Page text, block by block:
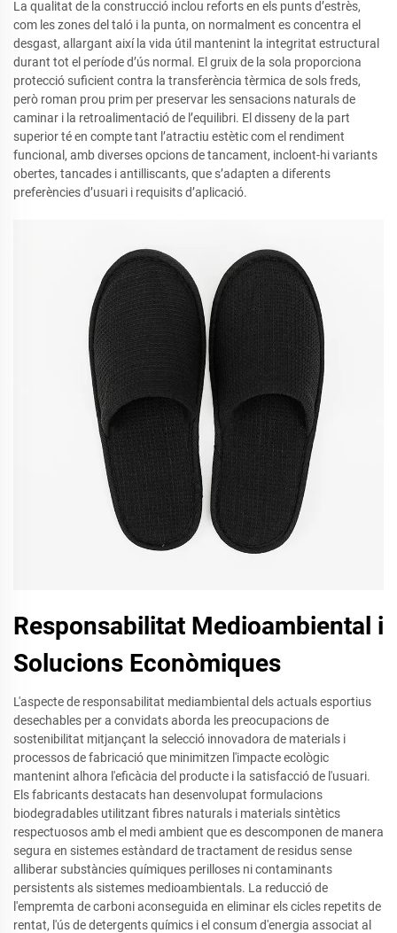
La qualitat de la construcció inclou reforts en els punts d’estrès,
com les zones del taló i la punta, on normalment es concentra el
desgast, allargant així la vida útil mantenint la integritat estructural
durant tot el període d’ús normal. El gruix de la sola proporciona
protecció suficient contra la transferència tèrmica de sols freds,
però roman prou prim per preservar les sensacions naturals de
caminar i la retroalimentació de l’equilibri. El disseny de la part
superior té en compte tant l’atractiu estètic com el rendiment
funcional, amb diverses opcions de tancament, incloent-hi variants
obertes, tancades i antilliscants, que s’adapten a diferents
preferències d’usuari i requisits d’aplicació.
Responsabilitat Medioambiental i
Solucions Econòmiques
L'aspecte de responsabilitat mediambiental dels actuals esportius
desechables per a convidats aborda les preocupacions de
sostenibilitat mitjançant la selecció innovadora de materials i
processos de fabricació que minimitzen l'impacte ecològic
mantenint alhora l'eficàcia del producte i la satisfacció de l'usuari.
Els fabricants destacats han desenvolupat formulacions
biodegradables utilitzant fibres naturals i materials sintètics
respectuosos amb el medi ambient que es descomponen de manera
segura en sistemes estàndard de tractament de residus sense
alliberar substàncies químiques perilloses ni contaminants
persistents als sistemes medioambientals. La reducció de
l'empremta de carboni aconseguida en eliminar els cicles repetits de
rentat, l'ús de detergents químics i el consum d'energia associat al